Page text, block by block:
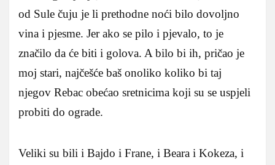
od Sule čuju je li prethodne noći bilo dovoljno
vina i pjesme. Jer ako se pilo i pjevalo, to je
značilo da će biti i golova. A bilo bi ih, pričao je
moj stari, najčešće baš onoliko koliko bi taj
njegov Rebac obećao sretnicima koji su se uspjeli
probiti do ograde.
Veliki su bili i Bajdo i Frane, i Beara i Kokeza, i